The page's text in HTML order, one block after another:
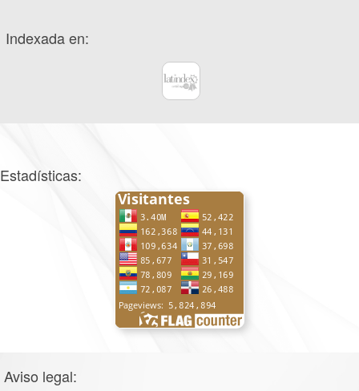
Indexada en:
Estadísticas:
Aviso legal: